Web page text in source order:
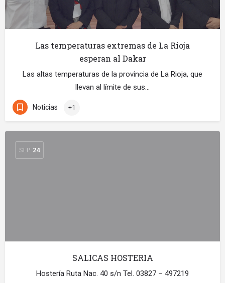
Las temperaturas extremas de La Rioja
esperan al Dakar
Las altas temperaturas de la provincia de La Rioja, que
llevan al límite de sus…
Noticias +1
SEP 24
SALICAS HOSTERIA
Hostería Ruta Nac. 40 s/n Tel. 03827 – 497219